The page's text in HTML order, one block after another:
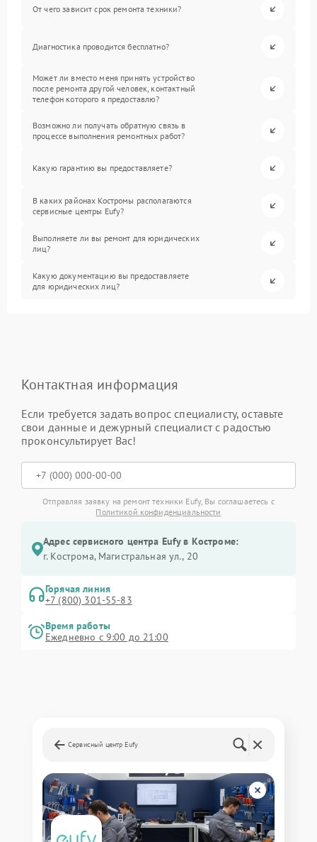
От чего зависит срок ремонта техники?
Диагностика проводится бесплатно?
Может ли вместо меня принять устройство
после ремонта другой человек, контактный
телефон которого я предоставлю?
Возможно ли получать обратную связь в
процессе выполнения ремонтных работ?
Какую гарантию вы предоставляете?
В каких районах Костромы располагаются
сервисные центры Eufy?
Выполняете ли вы ремонт для юридических
лиц?
Какую документацию вы предоставляете
для юридических лиц?
Контактная информация
Если требуется задать вопрос специалисту, оставьте
свои данные и дежурный специалист с радостью
проконсультирует Вас!
Отправляя заявку на ремонт техники Eufy, Вы соглашаетесь с
Политикой конфиденциальности
Адрес сервисного центра Eufy в Костроме:
г. Кострома, Магистральная ул., 20
Горячая линия
+7 (800) 301-55-83
Время работы
Ежедневно с 9:00 до 21:00
Сервисный центр Eufy